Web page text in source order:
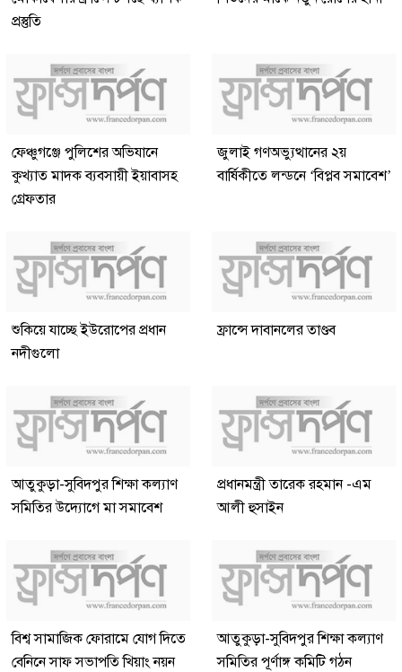
প্রস্তুতি
ফেঞ্চুগঞ্জে পুলিশের অভিযানে
কুখ্যাত মাদক ব্যবসায়ী ইয়াবাসহ
গ্রেফতার
জুলাই গণঅভ্যুত্থানের ২য়
বার্ষিকীতে লন্ডনে ‘বিপ্লব সমাবেশ’
শুকিয়ে যাচ্ছে ইউরোপের প্রধান
নদীগুলো
ফ্রান্সে দাবানলের তাণ্ডব
আতুকুড়া-সুবিদপুর শিক্ষা কল্যাণ
সমিতির উদ্যোগে মা সমাবেশ
প্রধানমন্ত্রী তারেক রহমান -এম
আলী হুসাইন
বিশ্ব সামাজিক ফোরামে যোগ দিতে
বেনিনে সাফ সভাপতি খিয়াং নয়ন
আতুকুড়া-সুবিদপুর শিক্ষা কল্যাণ
সমিতির পূর্ণাঙ্গ কমিটি গঠন